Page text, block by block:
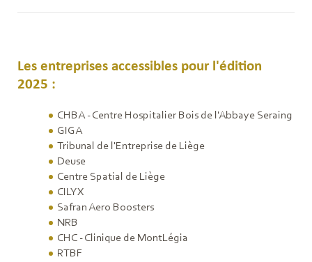
Les entreprises accessibles pour l'édition
2025 :
CHBA - Centre Hospitalier Bois de l'Abbaye Seraing
GIGA
Tribunal de l'Entreprise de Liège
Deuse
Centre Spatial de Liège
CILYX
Safran Aero Boosters
NRB
CHC - Clinique de MontLégia
RTBF